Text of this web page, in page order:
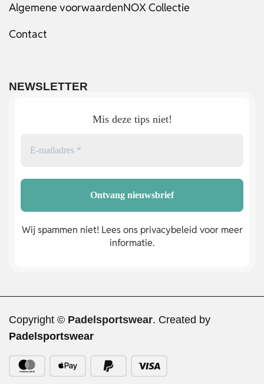
Algemene voorwaarden
Contact
NOX Collectie
NEWSLETTER
Mis deze tips niet!
Wij spammen niet! Lees ons privacybeleid voor meer
informatie.
Copyright © Padelsportswear. Created by
Padelsportswear